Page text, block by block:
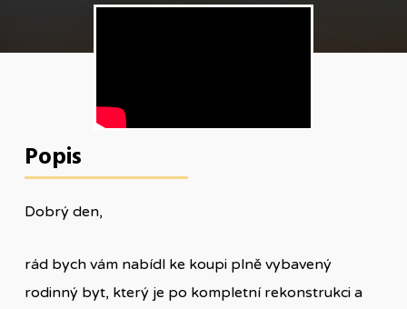
Popis
Dobrý den,
rád bych vám nabídl ke koupi plně vybavený
rodinný byt, který je po kompletní rekonstrukci a